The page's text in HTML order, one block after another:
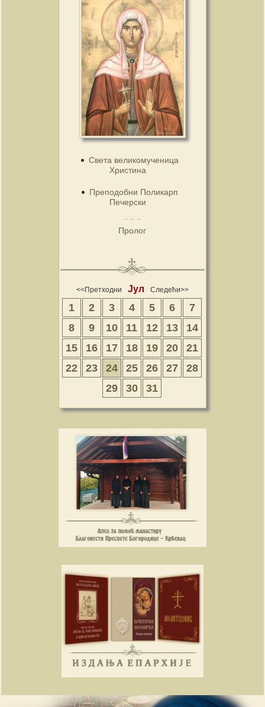
Света великомученица
Христина
Преподобни Поликарп
Печерски
Пролог
<<Претходни Јул Следећи>>
1 2 3 4 5 6
7
8
9 10 11 12 13
14
15
16 17 18 19 20
21
22
23 24 25 26 27
28
29
30 31